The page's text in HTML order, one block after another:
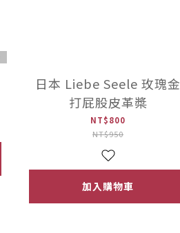
日本 Liebe Seele 玫瑰金
打屁股皮革槳
NT$800
NT$950
加入購物車